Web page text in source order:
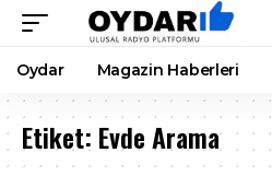
Oydar Magazin Haberleri
Etiket: Evde Arama